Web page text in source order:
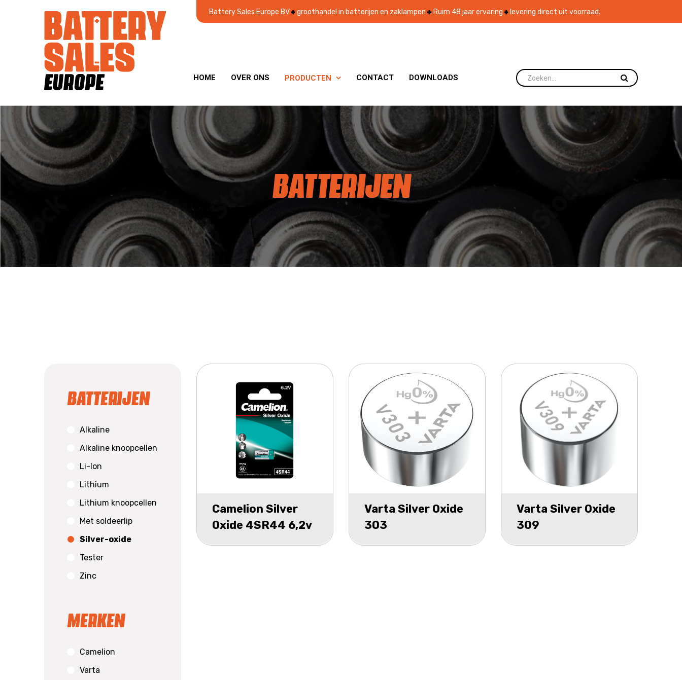
Battery Sales Europe BV groothandel in batterijen en zaklampen Ruim 48 jaar ervaring levering direct uit voorraad.
HOME OVER ONS PRODUCTEN  CONTACT DOWNLOADS
BATTERIJEN
Camelion Silver
Oxide 4SR44 6,2v
Varta Silver Oxide
303
Varta Silver Oxide
309
Batterijen
Alkaline
Alkaline knoopcellen
Li-Ion
Lithium
Lithium knoopcellen
Met soldeerlip
Silver-oxide
Tester
Zinc
Merken
Camelion
Varta